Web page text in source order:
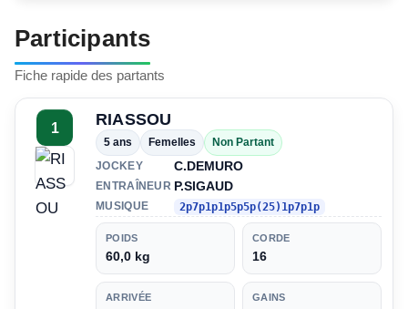
Participants
Fiche rapide des partants
1 RIASSOU
5 ans Femelles
Non Partant
JOCKEY
C.DEMURO
ENTRAÎNEUR P.SIGAUD
MUSIQUE 2p7p1p1p5p5p(25)1p7p1p
POIDS
60,0 kg
CORDE
16
ARRIVÉE GAINS